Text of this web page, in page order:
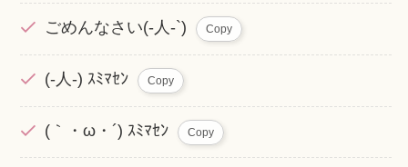
ごめんなさい(-人-`) Copy
(-人-) ｽﾐﾏｾﾝ Copy
(｀・ω・´) ｽﾐﾏｾﾝ Copy